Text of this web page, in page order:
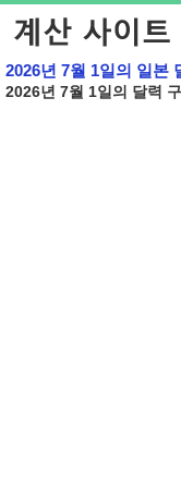
2026년 7월 1일의 일본
2026년 7월 1일의 달력